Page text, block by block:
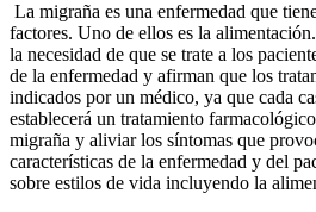
La migraña es una enfermedad que
factores. Uno de ellos es la
la necesidad de que se trate a los
de la enfermedad y afirman que los
indicados por un médico, ya que cada
establecerá un tratamiento
migraña y aliviar los síntomas que
características de la enfermedad y del
sobre estilos de vida incluyendo la